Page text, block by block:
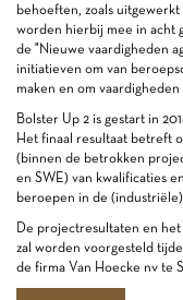
behoeften, zoals
worden hierbij mee in acht
de "Nieuwe vaardigheden
initiatieven om van
maken en om
Bolster Up 2 is gestart in
Het finaal resultaat betreft
(binnen de betrokken
en SWE) van kwalificaties
beroepen in de
De projectresultaten en
zal worden voorgesteld
de firma Van Hoecke nv te